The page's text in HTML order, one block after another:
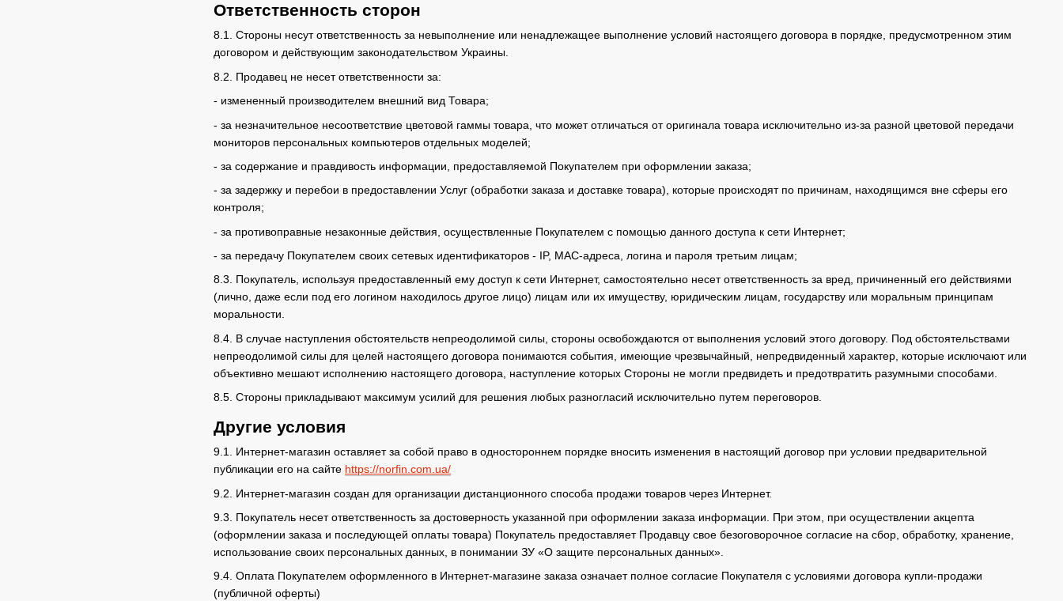
Ответственность сторон
8.1. Стороны несут ответственность за невыполнение или ненадлежащее выполнение условий настоящего договора в порядке, предусмотренном этим
договором и действующим законодательством Украины.
8.2. Продавец не несет ответственности за:
- измененный производителем внешний вид Товара;
- за незначительное несоответствие цветовой гаммы товара, что может отличаться от оригинала товара исключительно из-за разной цветовой передачи
мониторов персональных компьютеров отдельных моделей;
- за содержание и правдивость информации, предоставляемой Покупателем при оформлении заказа;
- за задержку и перебои в предоставлении Услуг (обработки заказа и доставке товара), которые происходят по причинам, находящимся вне сферы его
контроля;
- за противоправные незаконные действия, осуществленные Покупателем с помощью данного доступа к сети Интернет;
- за передачу Покупателем своих сетевых идентификаторов - IP, MAC-адреса, логина и пароля третьим лицам;
8.3. Покупатель, используя предоставленный ему доступ к сети Интернет, самостоятельно несет ответственность за вред, причиненный его действиями
(лично, даже если под его логином находилось другое лицо) лицам или их имуществу, юридическим лицам, государству или моральным принципам
моральности.
8.4. В случае наступления обстоятельств непреодолимой силы, стороны освобождаются от выполнения условий этого договору. Под обстоятельствами
непреодолимой силы для целей настоящего договора понимаются события, имеющие чрезвычайный, непредвиденный характер, которые исключают или
объективно мешают исполнению настоящего договора, наступление которых Стороны не могли предвидеть и предотвратить разумными способами.
8.5. Стороны прикладывают максимум усилий для решения любых разногласий исключительно путем переговоров.
Другие условия
9.1. Интернет-магазин оставляет за собой право в одностороннем порядке вносить изменения в настоящий договор при условии предварительной
публикации его на сайте https://norfin.com.ua/
9.2. Интернет-магазин создан для организации дистанционного способа продажи товаров через Интернет.
9.3. Покупатель несет ответственность за достоверность указанной при оформлении заказа информации. При этом, при осуществлении акцепта
(оформлении заказа и последующей оплаты товара) Покупатель предоставляет Продавцу свое безоговорочное согласие на сбор, обработку, хранение,
использование своих персональных данных, в понимании ЗУ «О защите персональных данных».
9.4. Оплата Покупателем оформленного в Интернет-магазине заказа означает полное согласие Покупателя с условиями договора купли-продажи
(публичной оферты)